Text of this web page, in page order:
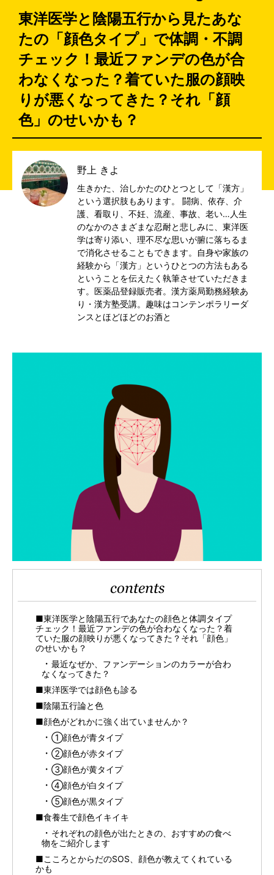
東洋医学と陰陽五行から見たあな
たの「顔色タイプ」で体調・不調
チェック！最近ファンデの色が合
わなくなった？着ていた服の顔映
りが悪くなってきた？それ「顔
色」のせいかも？
野上 きよ
生きかた、治しかたのひとつとして「漢方」
という選択肢もあります。 闘病、依存、介
護、看取り、不妊、流産、事故、老い…人生
のなかのさまざまな忍耐と悲しみに、東洋医
学は寄り添い、理不尽な思いが腑に落ちるま
で消化させることもできます。自身や家族の
経験から「漢方」というひとつの方法もある
ということを伝えたく執筆させていただきま
す。医薬品登録販売者。漢方薬局勤務経験あ
り・漢方塾受講。趣味はコンテンポラリーダ
ンスとほどほどのお酒と
contents
■東洋医学と陰陽五行であなたの顔色と体調タイプ
チェック！最近ファンデの色が合わなくなった？着
ていた服の顔映りが悪くなってきた？それ「顔色」
のせいかも？
最近なぜか、ファンデーションのカラーが合わ
なくなってきた？
■東洋医学では顔色も診る
■陰陽五行論と色
■顔色がどれかに強く出ていませんか？
①顔色が青タイプ
②顔色が赤タイプ
③顔色が黄タイプ
④顔色が白タイプ
⑤顔色が黒タイプ
■食養生で顔色イキイキ
それぞれの顔色が出たときの、おすすめの食べ
物をご紹介します
■こころとからだのSOS、顔色が教えてくれている
かも